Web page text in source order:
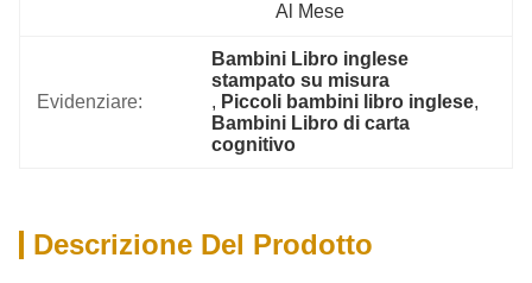
Al Mese
Evidenziare:
Bambini Libro inglese
stampato su misura
, Piccoli bambini libro inglese,
Bambini Libro di carta
cognitivo
Descrizione Del Prodotto